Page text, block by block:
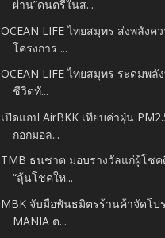
ผ่าน”ดนตรีในส...
OCEAN LIFE ไทยสมุทร ส่งพลัง
โครงการ ...
OCEAN LIFE ไทยสมุทร ระดมพ
ชีวิตทั...
เปิดแอป AirBKK เทียบค่าฝุ่น
กอกมอล...
TMB ธนชาต มอบรางวัลแก่ผู้โช
“ลุ้นโชคให...
MBK จับมือพันธมิตรร้านค้าจัดโป
MANIA ต...